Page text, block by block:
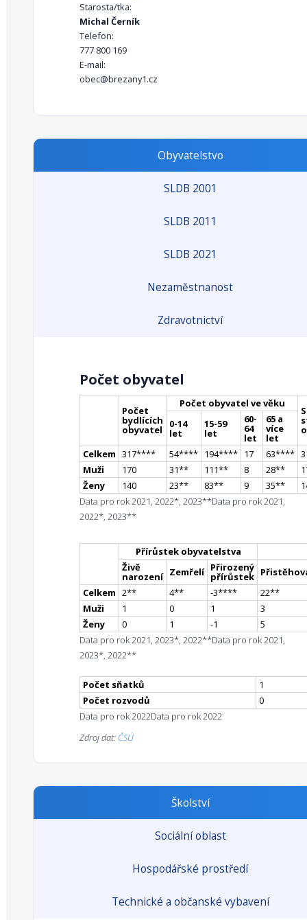
Starosta/tka:
Michal Černík
Telefon:
777 800 169
E-mail:
obec@brezany1.cz
Obyvatelstvo
SLDB 2001
SLDB 2011
SLDB 2021
Nezaměstnanost
Zdravotnictví
Počet obyvatel
Počet
bydlících
obyvatel
Počet obyvatel ve věku
0-14
let
15-59
let
60-
64
let
65 a
více
let
Celkem 317**** 54**** 194**** 17 63****
Muži
170 31** 111** 8 28**
Ženy
140 23** 83** 9 35**
Data pro rok 2021, 2022*, 2023**Data pro rok 2021,
2022*, 2023**
Přírůstek obyvatelstva
Živě
narození Zemřelí Přirozený
přírůstek
Celkem 2** 4** -3**** 22**
Muži
1 0 1
3
Ženy
0 1 -1
5
Data pro rok 2021, 2023*, 2022**Data pro rok 2021,
2023*, 2022**
Počet sňatků
1
Počet rozvodů
0
Data pro rok 2022Data pro rok 2022
Zdroj dat: ČSÚ
Školství
Sociální oblast
Hospodářské prostředí
Technické a občanské vybavení